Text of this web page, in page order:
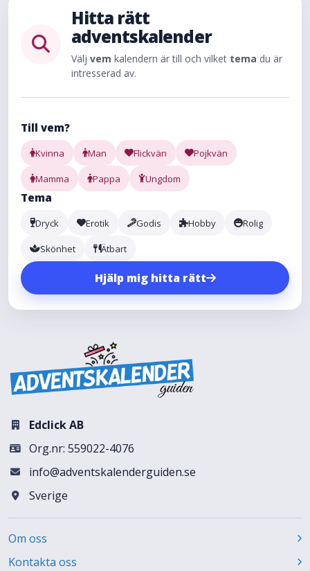
Hitta rätt
adventskalender
Välj vem kalendern är till och vilket tema du är
intresserad av.
Till vem?
Kvinna Man Flickvän Pojkvän
Mamma Pappa Ungdom
Tema
Dryck Erotik Godis Hobby Rolig
Skönhet Ätbart
Hjälp mig hitta rätt
Edclick AB
Org.nr: 559022-4076
info@adventskalenderguiden.se
Sverige
Om oss
Kontakta oss